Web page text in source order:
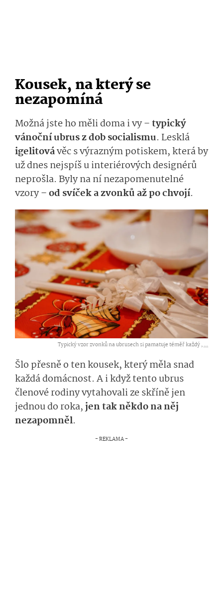
Kousek, na který se
nezapomíná
Možná jste ho měli doma i vy –typický
vánoční ubrus z dob socialismu. Lesklá
igelitovávěc s výrazným potiskem, která by
už dnes nejspíš u interiérových designérů
neprošla. Byly na ní nezapomenutelné
vzory –od svíček a zvonků až po chvojí.
Typický vzor zvonků na ubrusech si pamatuje téměř každý ,...
Šlo přesně o ten kousek, který měla snad
každá domácnost. A i když tento ubrus
členové rodiny vytahovali ze skříně jen
jednou do roka,jen tak někdo na něj
nezapomněl.